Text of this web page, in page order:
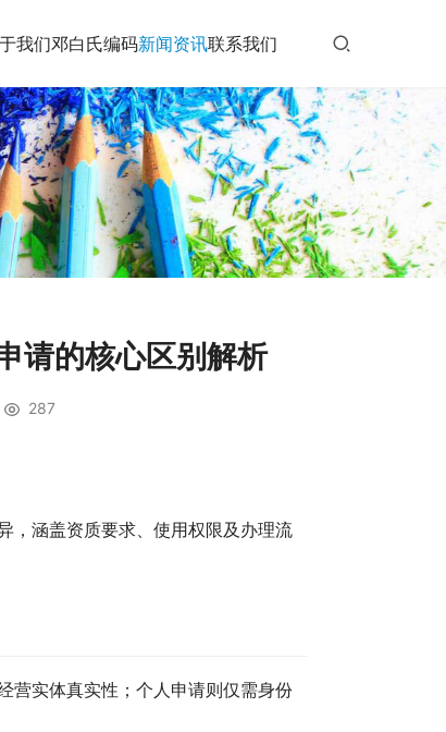
我们邓白氏编码新闻资讯联系我们
请的核心区别解析
287
，涵盖资质要求、使用权限及办理流
营实体真实性；个人申请则仅需身份